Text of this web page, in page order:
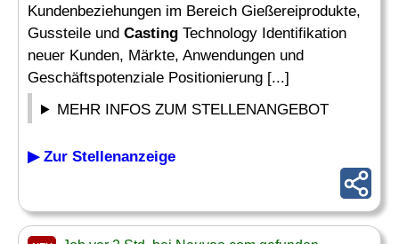
Kundenbeziehungen im Bereich Gießereiprodukte,
Gussteile und Casting Technology Identifikation
neuer Kunden, Märkte, Anwendungen und
Geschäftspotenziale Positionierung [...]
MEHR INFOS ZUM STELLENANGEBOT
▶ Zur Stellenanzeige